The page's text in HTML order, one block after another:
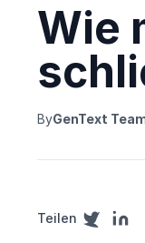
Wie
ByGenText
Teilen